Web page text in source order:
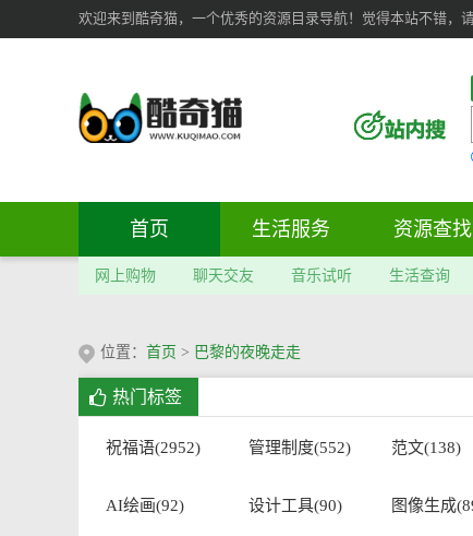
欢迎来到酷奇猫，一个优秀的资源目录导航！觉得本站不错，
首页 生活服务 资源查找
网上购物 聊天交友 音乐试听 生活查询
位置： 首页 > 巴黎的夜晚走走
热门标签
祝福语(2952) 管理制度(552) 范文(138)
AI绘画(92) 设计工具(90) 图像生成